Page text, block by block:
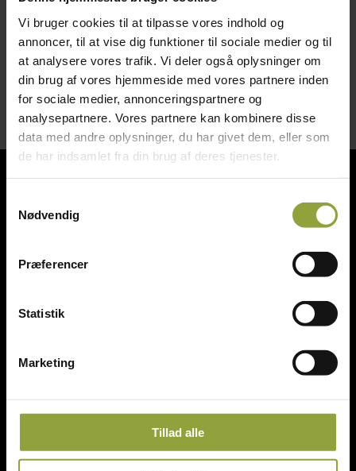
Vi bruger cookies til at tilpasse vores indhold og
annoncer, til at vise dig funktioner til sociale medier og til
at analysere vores trafik. Vi deler også oplysninger om
din brug af vores hjemmeside med vores partnere inden
for sociale medier, annonceringspartnere og
analysepartnere. Vores partnere kan kombinere disse
data med andre oplysninger, du har givet dem, eller som
de har indsamlet fra din brug af deres tjenester.
Nødvendig
Præferencer
Statistik
Marketing
Tillad alle
LxBxH 60 x 50 x 56 cm
Pris ex moms kr.500,-
Slageriinventar
st@thomsen.mail.dk